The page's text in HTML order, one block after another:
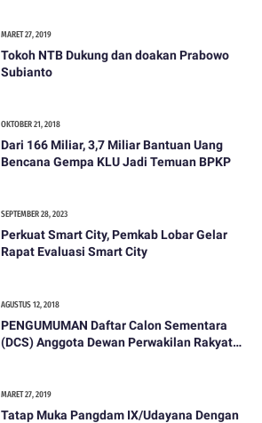
MARET 27, 2019
Tokoh NTB Dukung dan doakan Prabowo
Subianto
OKTOBER 21, 2018
Dari 166 Miliar, 3,7 Miliar Bantuan Uang
Bencana Gempa KLU Jadi Temuan BPKP
SEPTEMBER 28, 2023
Perkuat Smart City, Pemkab Lobar Gelar
Rapat Evaluasi Smart City
AGUSTUS 12, 2018
PENGUMUMAN Daftar Calon Sementara
(DCS) Anggota Dewan Perwakilan Rakyat
MARET 27, 2019
Tatap Muka Pangdam IX/Udayana Dengan